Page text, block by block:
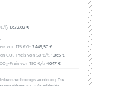
€/l):1.632,02 €
von 115 €/t:2.449,50 €
CO₂-Preis von 50 €/t:1.065 €
Preis von 190 €/t:4.047 €
Die